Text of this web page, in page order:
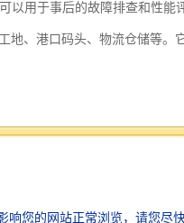
以用于事后的故障排查和性能
地、港口码头、物流仓储等。
工作环境，及时发现异常情况
多种手段对塔吊进行监控，提
时，及时发出警报，提醒相